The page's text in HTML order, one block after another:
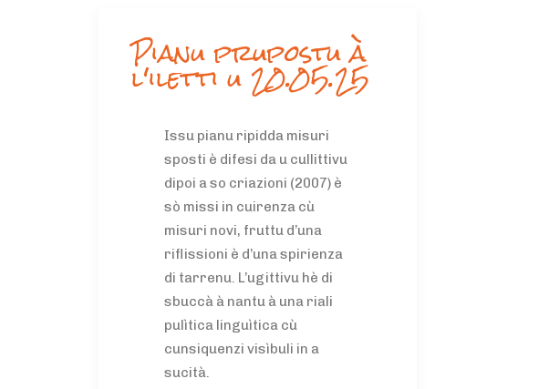
Pianu prupostu à
l'iletti u 20.05.25
Issu pianu ripidda misuri
sposti è difesi da u cullittivu
dipoi a so criazioni (2007) è
sò missi in cuirenza cù
misuri novi, fruttu d’una
riflissioni è d’una spirienza
di tarrenu. L’ugittivu hè di
sbuccà à nantu à una riali
pulìtica linguìtica cù
cunsiquenzi visìbuli in a
sucità.